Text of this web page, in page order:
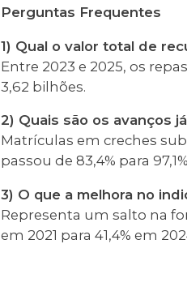
Perguntas Frequentes
1) Qual o valor total de
Entre 2023 e 2025, os
3,62 bilhões.
2) Quais são os avanços
Matrículas em creches
passou de 83,4% para
3) O que a melhora no
Representa um salto na
em 2021 para 41,4% em